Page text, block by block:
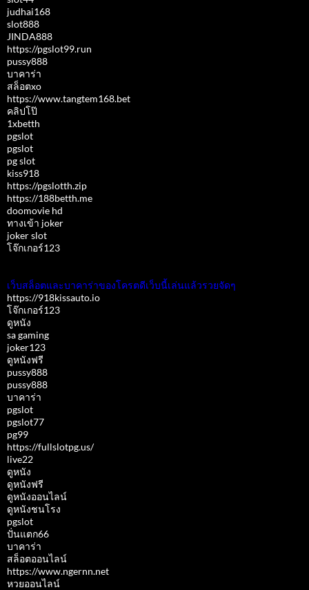
judhai168
slot888
JINDA888
https://pgslot99.run
pussy888
บาคาร่า
สล็อตxo
https://www.tangtem168.bet
คลิปโป๊
1xbetth
pgslot
pgslot
pg slot
kiss918
https://pgslotth.zip
https://188betth.me
doomovie hd
ทางเข้า joker
joker slot
โจ๊กเกอร์123
เว็บสล็อตและบาคาร่าของโครตดีเว็บนี้เล่นแล้วรวยจัดๆ
https://918kissauto.io
โจ๊กเกอร์123
ดูหนัง
sa gaming
joker123
ดูหนังฟรี
pussy888
pussy888
บาคาร่า
pgslot
pgslot77
pg99
https://fullslotpg.us/
live22
ดูหนัง
ดูหนังฟรี
ดูหนังออนไลน์
ดูหนังชนโรง
pgslot
ปั่นแตก66
บาคาร่า
สล็อตออนไลน์
https://www.ngernn.net
หวยออนไลน์